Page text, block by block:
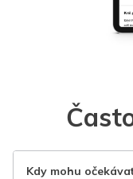
Kdy mohu